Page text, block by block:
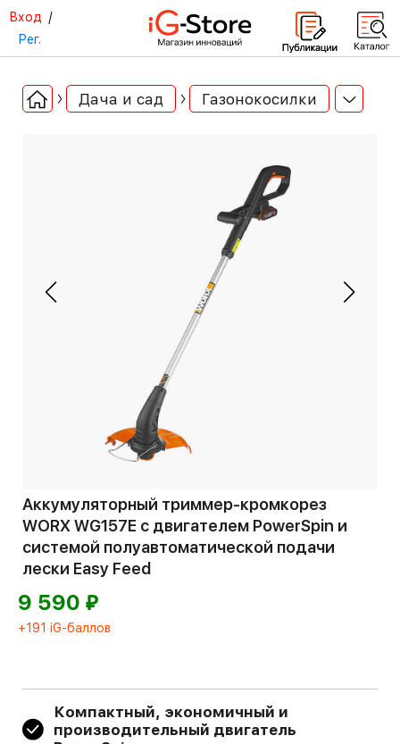
Вход /
Рег.
Дача и сад Газонокосилки
Аккумуляторный триммер-кромкорез
WORX WG157E с двигателем PowerSpin и
системой полуавтоматической подачи
лески Easy Feed
9 590 ⃏
+191 iG-баллов
Компактный, экономичный и
производительный двигатель